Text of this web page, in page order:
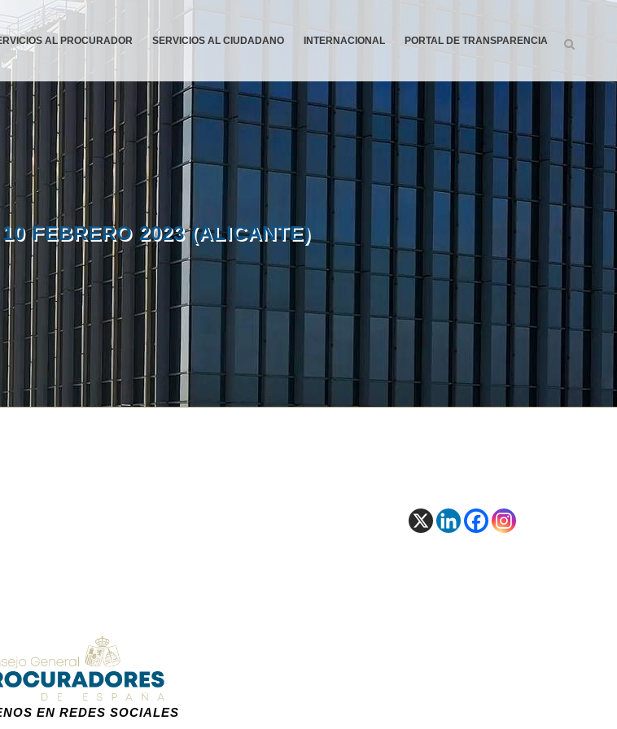
AL PROCURADOR SERVICIOS AL CIUDADANO INTERNACIONAL PORTAL DE TRANSPARENCIA
FEBRERO 2023 (ALICANTE)
EN REDES SOCIALES